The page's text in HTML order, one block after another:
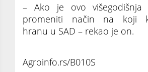
– Ako je ovo
promeniti način na koji
hranu u SAD – rekao je on.
Agroinfo.rs/B010S